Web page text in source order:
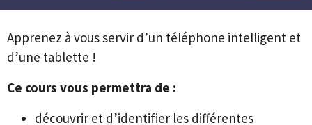
Apprenez à vous servir d’un téléphone intelligent et
d’une tablette !
Ce cours vous permettra de :
découvrir et d’identifier les différentes